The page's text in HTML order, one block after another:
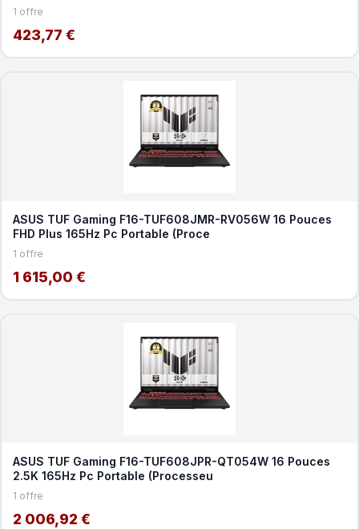
1 offre
423,77 €
ASUS TUF Gaming F16-TUF608JMR-RV056W 16 Pouces
FHD Plus 165Hz Pc Portable (Proce
1 offre
1 615,00 €
ASUS TUF Gaming F16-TUF608JPR-QT054W 16 Pouces
2.5K 165Hz Pc Portable (Processeu
1 offre
2 006,92 €